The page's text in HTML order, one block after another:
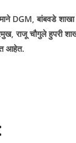
DGM, बांबवडे
राजू चौगुले हुपरी
आहेत.